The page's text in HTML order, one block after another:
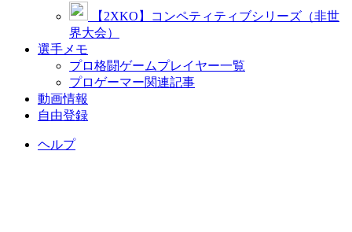
【2XKO】コンペティティブシリーズ（非世
界大会）
選手メモ
プロ格闘ゲームプレイヤー一覧
プロゲーマー関連記事
動画情報
自由登録
ヘルプ